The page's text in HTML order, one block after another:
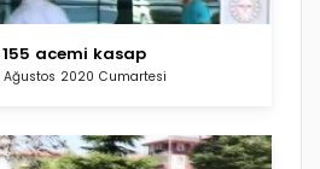
acemi kasap
Ağustos 2020 Cumartesi